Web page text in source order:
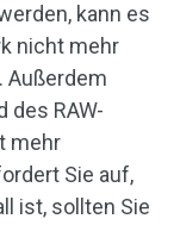
kann es
nicht mehr
Außerdem
des RAW-
mehr
Sie auf,
ist, sollten Sie